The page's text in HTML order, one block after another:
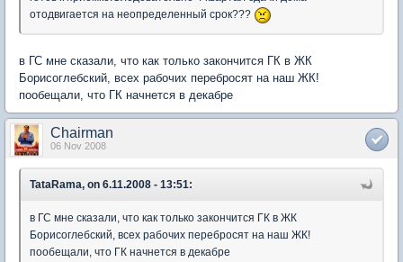
отодвигается на неопределенный срок???
в ГС мне сказали, что как только закончится ГК в ЖК
Борисоглебский, всех рабочих перебросят на наш ЖК!
пообещали, что ГК начнется в декабре
Chairman
06 Nov 2008
TataRama, on 6.11.2008 - 13:51:
в ГС мне сказали, что как только закончится ГК в ЖК
Борисоглебский, всех рабочих перебросят на наш ЖК!
пообещали, что ГК начнется в декабре